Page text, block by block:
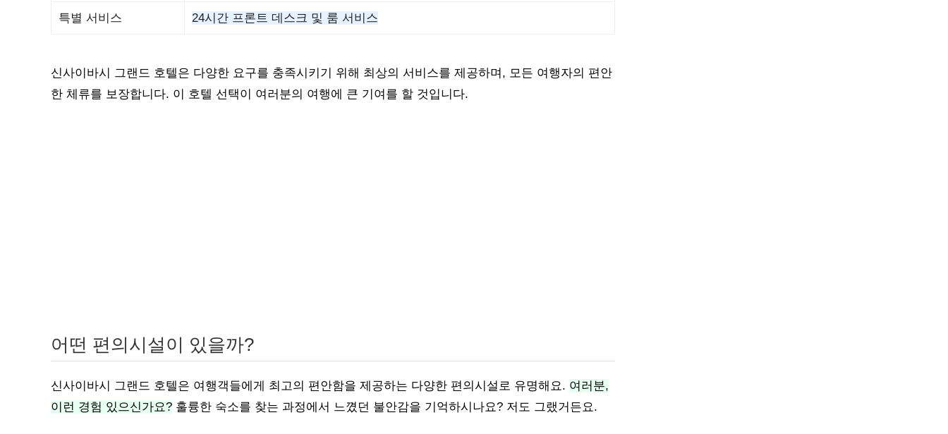
특별 서비스 24시간 프론트 데스크 및 룸 서비스
신사이바시 그랜드 호텔은 다양한 요구를 충족시키기 위해 최상의 서비스를 제공하며, 모든 여행자의 편안
한 체류를 보장합니다. 이 호텔 선택이 여러분의 여행에 큰 기여를 할 것입니다.
어떤 편의시설이 있을까?
신사이바시 그랜드 호텔은 여행객들에게 최고의 편안함을 제공하는 다양한 편의시설로 유명해요. 여러분,
이런 경험 있으신가요? 훌륭한 숙소를 찾는 과정에서 느꼈던 불안감을 기억하시나요? 저도 그랬거든요.